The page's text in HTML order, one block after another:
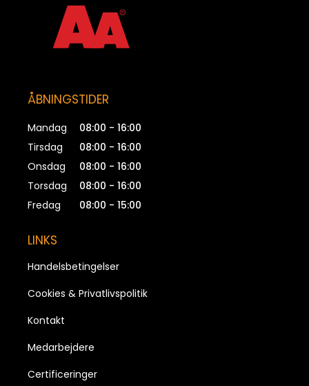
ÅBNINGSTIDER
Mandag
08:00 - 16:00
Tirsdag
08:00 - 16:00
Onsdag
08:00 - 16:00
Torsdag
08:00 - 16:00
Fredag
08:00 - 15:00
LINKS
Handelsbetingelser
Cookies & Privatlivspolitik
Kontakt
Medarbejdere
Certificeringer